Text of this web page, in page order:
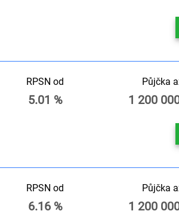
RPSN od
5.01 %
Půjčka
1 200
RPSN od
6.16 %
Půjčka
1 200